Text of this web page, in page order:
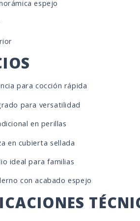
espejo
para cocción rápida
para versatilidad
en perillas
en cubierta sellada
ideal para familias
con acabado espejo